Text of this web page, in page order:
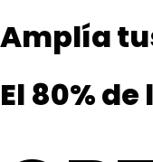
Amplía
El 80%